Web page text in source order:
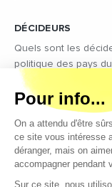
DÉCIDEURS
Quels sont les
politique des pays